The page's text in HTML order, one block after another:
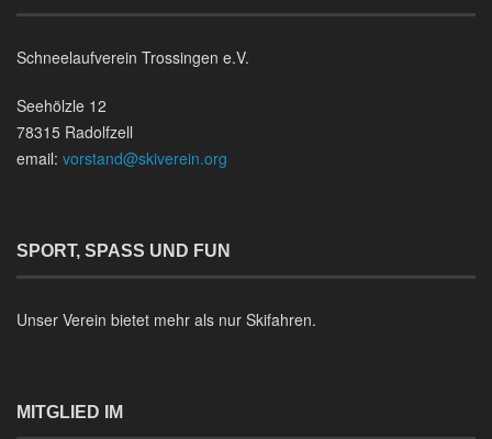
Schneelaufverein Trossingen e.V.
Seehölzle 12
78315 Radolfzell
email: vorstand@skiverein.org
SPORT, SPASS UND FUN
Unser Verein bietet mehr als nur Skifahren.
MITGLIED IM